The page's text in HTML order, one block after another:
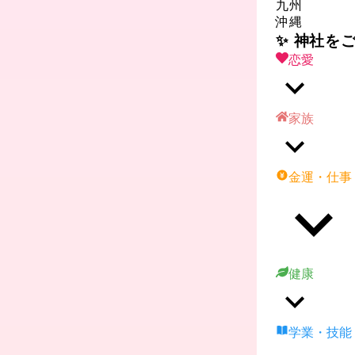
九州
沖縄
✨ 神社を
恋愛
家族
金運・仕事
健康
学業・技能